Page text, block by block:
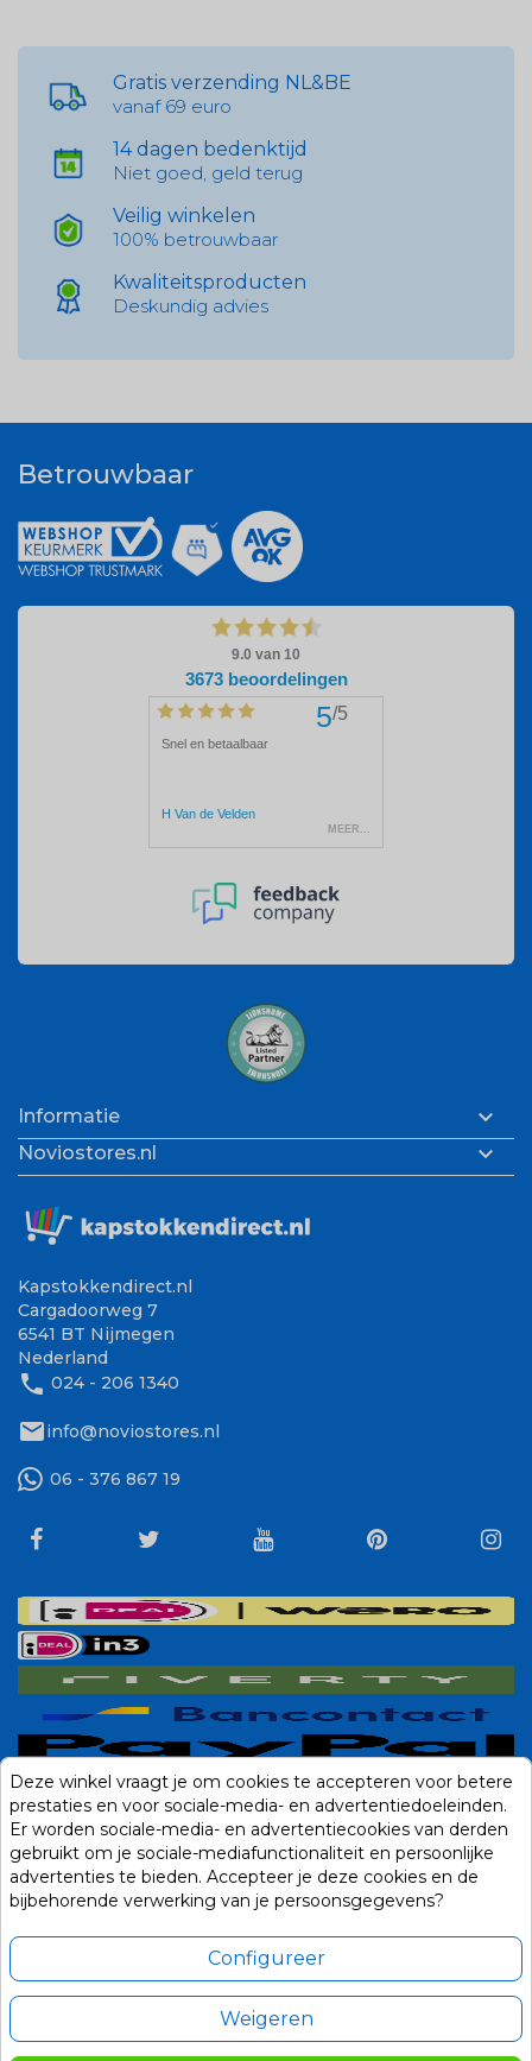
Gratis verzending NL&BE
vanaf 69 euro
14 dagen bedenktijd
Niet goed, geld terug
Veilig winkelen
100% betrouwbaar
Kwaliteitsproducten
Deskundig advies
Betrouwbaar
Informatie 
Noviostores.nl 
Kapstokkendirect.nl
Cargadoorweg 7
6541 BT Nijmegen
Nederland
phone 024 - 206 1340
mailinfo@noviostores.nl
06 - 376 867 19
Deze winkel vraagt je om cookies te accepteren voor betere
prestaties en voor sociale-media- en advertentiedoeleinden.
Er worden sociale-media- en advertentiecookies van derden
gebruikt om je sociale-mediafunctionaliteit en persoonlijke
advertenties te bieden. Accepteer je deze cookies en de
bijbehorende verwerking van je persoonsgegevens?
Configureer
Weigeren